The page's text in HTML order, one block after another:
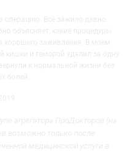
операцию. Всё зажило давно.
объясняет, какие процедуры
хорошего заживления. В моём
кишки и геморой удалил за одну
к нормальной жизни без
болей.
агрегатора ПроДокторов (на
возможно только после
медицинской услуги в